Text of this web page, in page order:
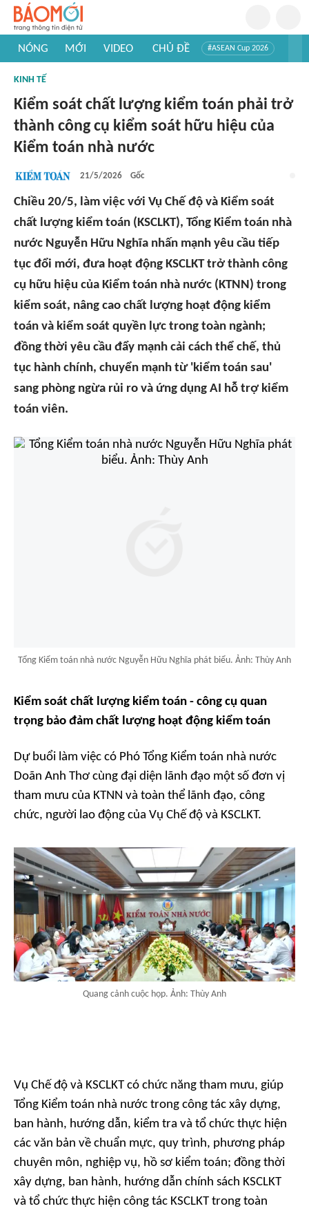
NÓNG MỚI VIDEO CHỦ ĐỀ #ASEAN Cup 2026
#Khám phá thế giới
KINH TẾ
Kiểm soát chất lượng kiểm toán phải trở
thành công cụ kiểm soát hữu hiệu của
Kiểm toán nhà nước
21/5/2026 Gốc
Chiều 20/5, làm việc với Vụ Chế độ và Kiểm soát
chất lượng kiểm toán (KSCLKT), Tổng Kiểm toán nhà
nước Nguyễn Hữu Nghĩa nhấn mạnh yêu cầu tiếp
tục đổi mới, đưa hoạt động KSCLKT trở thành công
cụ hữu hiệu của Kiểm toán nhà nước (KTNN) trong
kiểm soát, nâng cao chất lượng hoạt động kiểm
toán và kiểm soát quyền lực trong toàn ngành;
đồng thời yêu cầu đẩy mạnh cải cách thể chế, thủ
tục hành chính, chuyển mạnh từ 'kiểm toán sau'
sang phòng ngừa rủi ro và ứng dụng AI hỗ trợ kiểm
toán viên.
Tổng Kiểm toán nhà nước Nguyễn Hữu Nghĩa phát biểu. Ảnh: Thùy Anh
Kiểm soát chất lượng kiểm toán - công cụ quan
trọng bảo đảm chất lượng hoạt động kiểm toán
Dự buổi làm việc có Phó Tổng Kiểm toán nhà nước
Doãn Anh Thơ cùng đại diện lãnh đạo một số đơn vị
tham mưu của KTNN và toàn thể lãnh đạo, công
chức, người lao động của Vụ Chế độ và KSCLKT.
Quang cảnh cuộc họp. Ảnh: Thùy Anh
Vụ Chế độ và KSCLKT có chức năng tham mưu, giúp
Tổng Kiểm toán nhà nước trong công tác xây dựng,
ban hành, hướng dẫn, kiểm tra và tổ chức thực hiện
các văn bản về chuẩn mực, quy trình, phương pháp
chuyên môn, nghiệp vụ, hồ sơ kiểm toán; đồng thời
xây dựng, ban hành, hướng dẫn chính sách KSCLKT
và tổ chức thực hiện công tác KSCLKT trong toàn